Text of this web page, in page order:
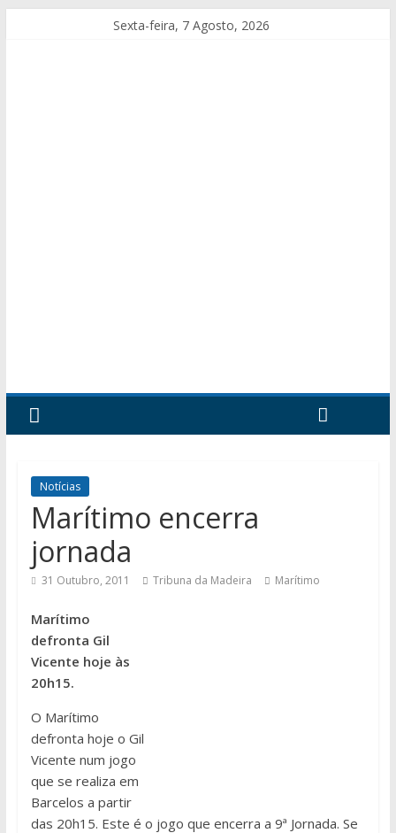
Sexta-feira, 7 Agosto, 2026
Notícias
Marítimo encerra
jornada
31 Outubro, 2011 Tribuna da Madeira Marítimo
Marítimo
defronta Gil
Vicente hoje às
20h15.
O Marítimo
defronta hoje o Gil
Vicente num jogo
que se realiza em
Barcelos a partir
das 20h15. Este é o jogo que encerra a 9ª Jornada. Se